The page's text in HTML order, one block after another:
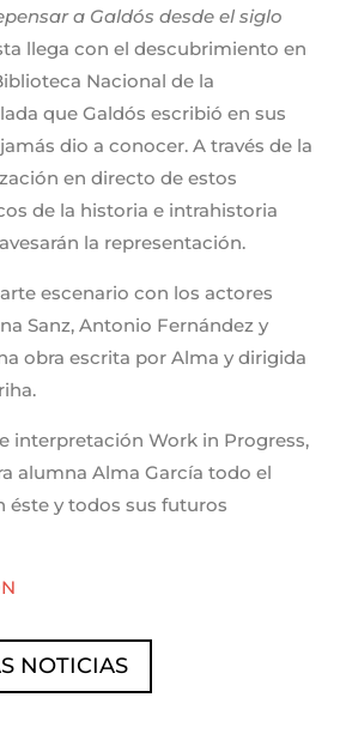
a Galdós desde el siglo
llega con el descubrimiento en
Nacional de la
que Galdós escribió en sus
dio a conocer. A través de la
en directo de estos
de la historia e intrahistoria
la representación.
escenario con los actores
Sanz, Antonio Fernández y
obra escrita por Alma y dirigida
interpretación Work in Progress,
alumna Alma García todo el
éste y todos sus futuros
NOTICIAS